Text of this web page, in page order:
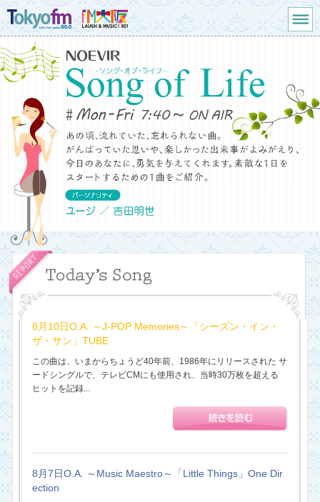
8月10日O.A. ～J-POP Memories～「シーズン・イン・
ザ・サン」TUBE
この曲は、いまからちょうど40年前、1986年にリリースされた サ
ードシングルで、テレビCMにも使用され、当時30万枚を超える
ヒットを記録...
8月7日O.A. ～Music Maestro～「Little Things」One Dir
ection